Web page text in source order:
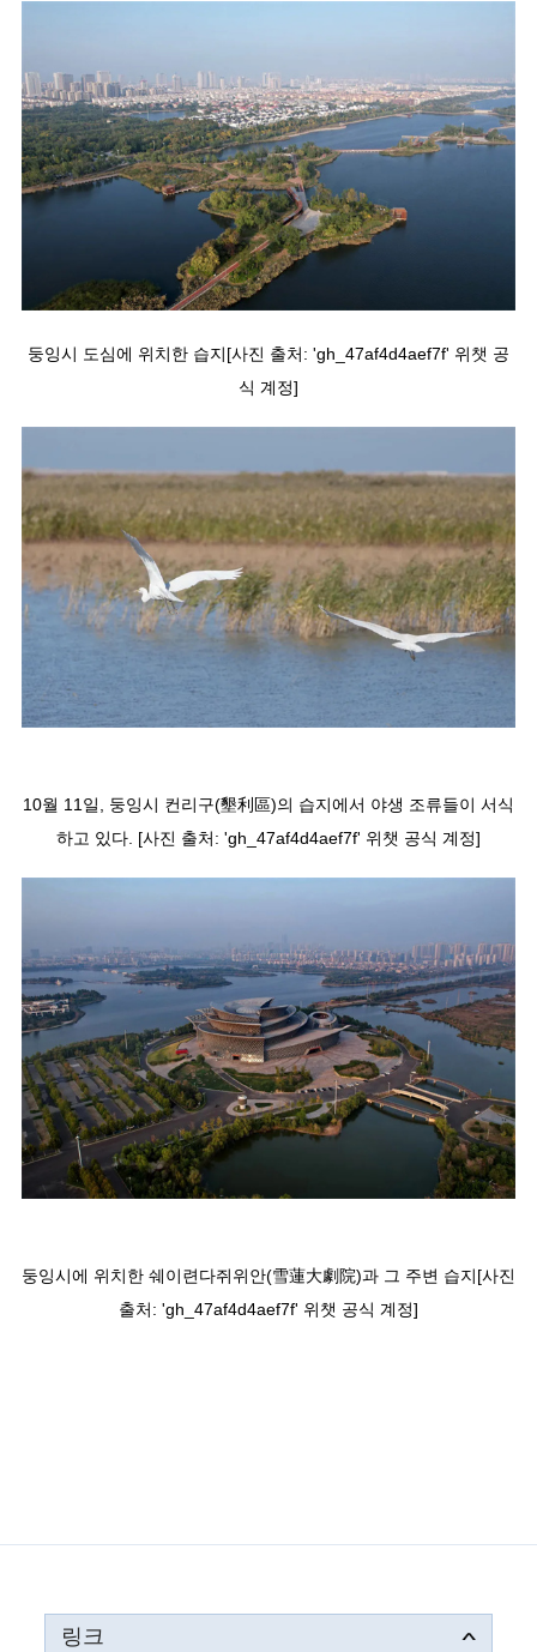
둥잉시 도심에 위치한 습지[사진 출처: 'gh_47af4d4aef7f' 위챗 공
식 계정]
10월 11일, 둥잉시 컨리구(墾利區)의 습지에서 야생 조류들이 서식
하고 있다. [사진 출처: 'gh_47af4d4aef7f' 위챗 공식 계정]
둥잉시에 위치한 쉐이련다쥐위안(雪蓮大劇院)과 그 주변 습지[사진
출처: 'gh_47af4d4aef7f' 위챗 공식 계정]
링크